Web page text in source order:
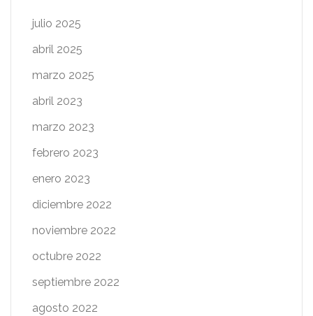
julio 2025
abril 2025
marzo 2025
abril 2023
marzo 2023
febrero 2023
enero 2023
diciembre 2022
noviembre 2022
octubre 2022
septiembre 2022
agosto 2022